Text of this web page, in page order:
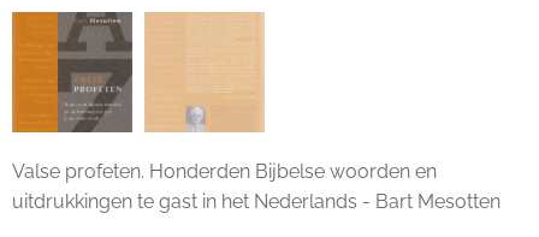
Valse profeten. Honderden Bijbelse woorden en
uitdrukkingen te gast in het Nederlands - Bart Mesotten